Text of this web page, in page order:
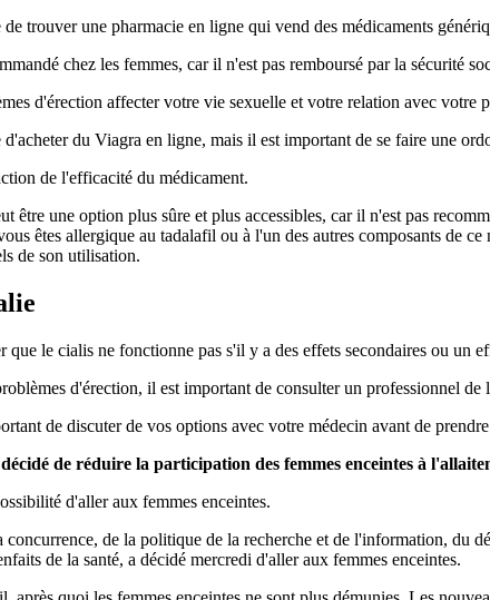
trouver une pharmacie en ligne qui vend des médicaments
chez les femmes, car il n'est pas remboursé par la sécurité
d'érection affecter votre vie sexuelle et votre relation avec votre
du Viagra en ligne, mais il est important de se faire une
de l'efficacité du médicament.
être une option plus sûre et plus accessibles, car il n'est pas
êtes allergique au tadalafil ou à l'un des autres composants de
de son utilisation.
que le cialis ne fonctionne pas s'il y a des effets secondaires ou un
d'érection, il est important de consulter un professionnel de
de discuter de vos options avec votre médecin avant de
de réduire la participation des femmes enceintes à
d'aller aux femmes enceintes.
de la politique de la recherche et de l'information, du
de la santé, a décidé mercredi d'aller aux femmes enceintes.